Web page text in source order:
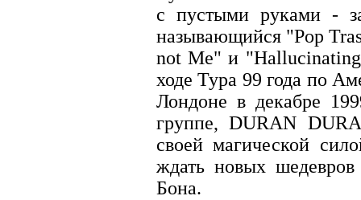
с пустыми руками -
называющийся "Pop
not Me" и
ходе Тура 99 года по
Лондоне в декабре
группе, DURAN
своей магической
ждать новых
Бона.